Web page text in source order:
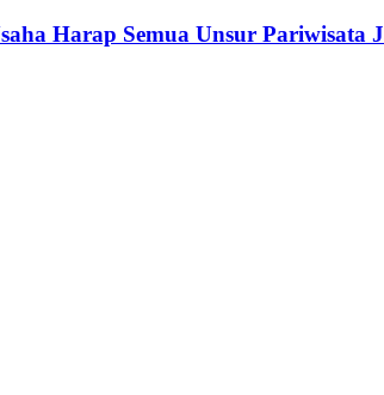
Harap Semua Unsur Pariwisata